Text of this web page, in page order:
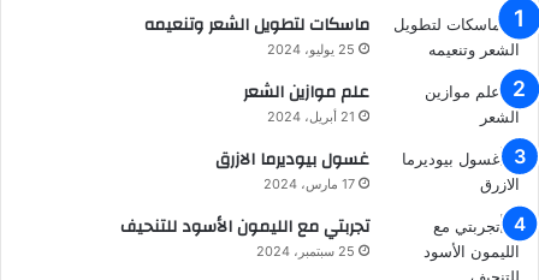
ماسكات لتطويل الشعر وتنعيمه
25 يوليو، 2024
علم موازين الشعر
21 أبريل، 2024
غسول بيوديرما الازرق
17 مارس، 2024
تجربتي مع الليمون الأسود للتنحيف
25 سبتمبر، 2024